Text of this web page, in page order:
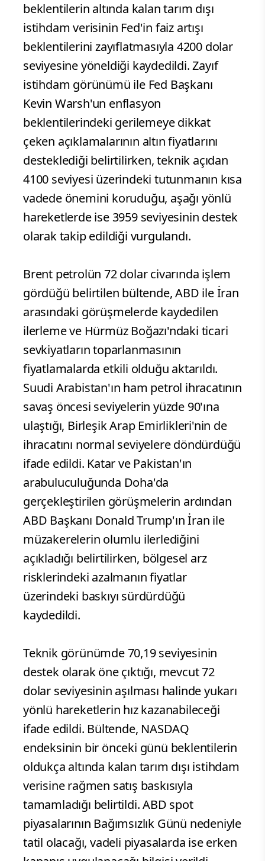
beklentilerin altında kalan tarım dışı
istihdam verisinin Fed'in faiz artışı
beklentilerini zayıflatmasıyla 4200 dolar
seviyesine yöneldiği kaydedildi. Zayıf
istihdam görünümü ile Fed Başkanı
Kevin Warsh'un enflasyon
beklentilerindeki gerilemeye dikkat
çeken açıklamalarının altın fiyatlarını
desteklediği belirtilirken, teknik açıdan
4100 seviyesi üzerindeki tutunmanın kısa
vadede önemini koruduğu, aşağı yönlü
hareketlerde ise 3959 seviyesinin destek
olarak takip edildiği vurgulandı.
Brent petrolün 72 dolar civarında işlem
gördüğü belirtilen bültende, ABD ile İran
arasındaki görüşmelerde kaydedilen
ilerleme ve Hürmüz Boğazı'ndaki ticari
sevkiyatların toparlanmasının
fiyatlamalarda etkili olduğu aktarıldı.
Suudi Arabistan'ın ham petrol ihracatının
savaş öncesi seviyelerin yüzde 90'ına
ulaştığı, Birleşik Arap Emirlikleri'nin de
ihracatını normal seviyelere döndürdüğü
ifade edildi. Katar ve Pakistan'ın
arabuluculuğunda Doha'da
gerçekleştirilen görüşmelerin ardından
ABD Başkanı Donald Trump'ın İran ile
müzakerelerin olumlu ilerlediğini
açıkladığı belirtilirken, bölgesel arz
risklerindeki azalmanın fiyatlar
üzerindeki baskıyı sürdürdüğü
kaydedildi.
Teknik görünümde 70,19 seviyesinin
destek olarak öne çıktığı, mevcut 72
dolar seviyesinin aşılması halinde yukarı
yönlü hareketlerin hız kazanabileceği
ifade edildi. Bültende, NASDAQ
endeksinin bir önceki günü beklentilerin
oldukça altında kalan tarım dışı istihdam
verisine rağmen satış baskısıyla
tamamladığı belirtildi. ABD spot
piyasalarının Bağımsızlık Günü nedeniyle
tatil olacağı, vadeli piyasalarda ise erken